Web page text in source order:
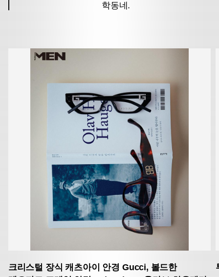
학동네.
크리스털 장식 캐츠아이 안경 Gucci, 볼드한